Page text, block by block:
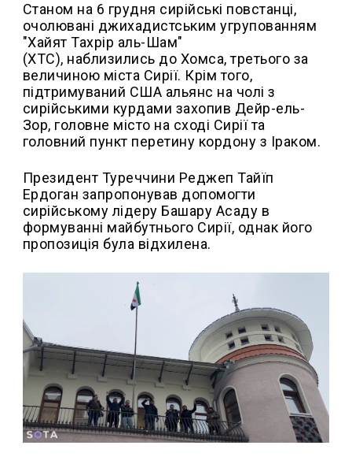
Станом на 6 грудня сирійські повстанці,
очолювані джихадистським угрупованням
"Хайят Тахрір аль-Шам"
(ХТС), наблизились до Хомса, третього за
величиною міста Сирії. Крім того,
підтримуваний США альянс на чолі з
сирійськими курдами захопив Дейр-ель-
Зор, головне місто на сході Сирії та
головний пункт перетину кордону з Іраком.
Президент Туреччини Реджеп Тайїп
Ердоган запропонував допомогти
сирійському лідеру Башару Асаду в
формуванні майбутнього Сирії, однак його
пропозиція була відхилена.